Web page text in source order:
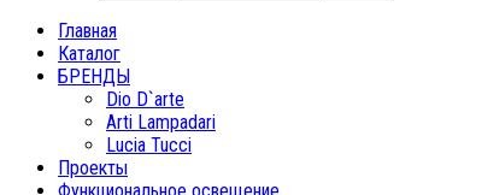
Главная
Каталог
БРЕНДЫ
Dio D`arte
Arti Lampadari
Lucia Tucci
Проекты